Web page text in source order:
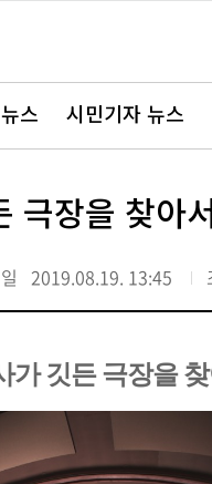
스 시민기자 뉴스
극장을 찾아
2019.08.19. 13:45
가 깃든 극장을